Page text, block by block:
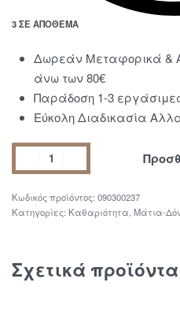
3 ΣΕ ΑΠΌΘΕΜΑ
Δωρεάν Μεταφορικά &
άνω των 80€
Παράδοση 1-3
Εύκολη Διαδικασία
090300237
Κατηγορίες: Καθαριότητα Μάτια-
Σχετικά προϊόντα